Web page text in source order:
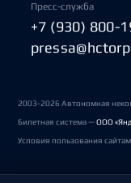
Пресс-служба
+7 (930) 800-
2003-2026 Автономная
Билетная система —ООО
Условия пользования